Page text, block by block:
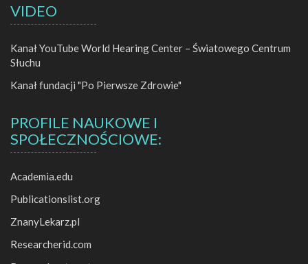
VIDEO
Kanał YouTube World Hearing Center – Światowego Centrum
Słuchu
Kanał fundacji "Po Pierwsze Zdrowie"
PROFILE NAUKOWE I
SPOŁECZNOŚCIOWE:
Academia.edu
Publicationslist.org
ZnanyLekarz.pl
Researcherid.com